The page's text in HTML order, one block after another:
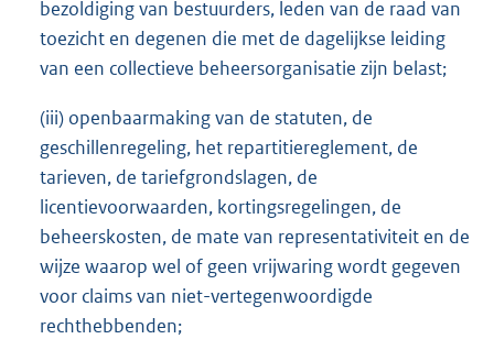
bezoldiging van bestuurders, leden van de raad van
toezicht en degenen die met de dagelijkse leiding
van een collectieve beheersorganisatie zijn belast;
(iii) openbaarmaking van de statuten, de
geschillenregeling, het repartitiereglement, de
tarieven, de tariefgrondslagen, de
licentievoorwaarden, kortingsregelingen, de
beheerskosten, de mate van representativiteit en de
wijze waarop wel of geen vrijwaring wordt gegeven
voor claims van niet-vertegenwoordigde
rechthebbenden;